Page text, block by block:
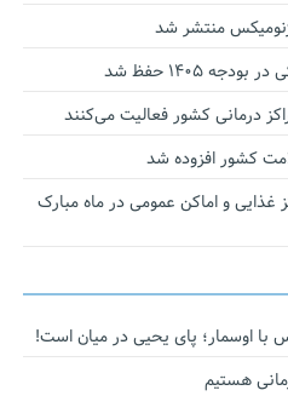
ژنومیکس منتشر شد
۱۴۰۵ حفظ شد
غذایی و اماکن عمومی در ماه مبارک
با اوسمار؛ پای یحیی در میان است!
هستیم